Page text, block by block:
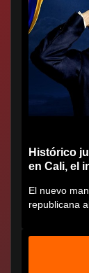
Histórico
en Cali, el
El nuevo
republicana